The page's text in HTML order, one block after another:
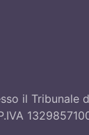
il Tribunale